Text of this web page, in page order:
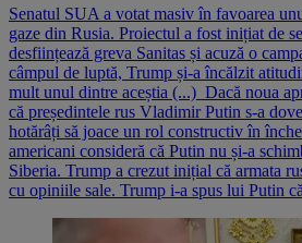
Senatul SUA a votat masiv în favoarea
gaze din Rusia. Proiectul a fost inițiat de
desființează greva Sanitas și acuză o
câmpul de luptă, Trump și-a încălzit
mult unul dintre aceștia (...) Dacă noua
că președintele rus Vladimir Putin s-a
hotărâți să joace un rol constructiv în
americani consideră că Putin nu și-a
Siberia. Trump a crezut inițial că armata
cu opiniile sale. Trump i-a spus lui Putin